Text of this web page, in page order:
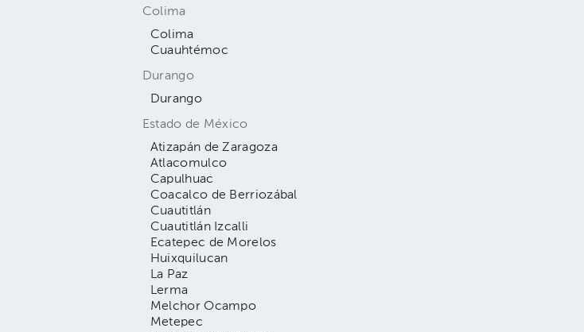
Colima
Colima
Cuauhtémoc
Durango
Durango
Estado de México
Atizapán de Zaragoza
Atlacomulco
Capulhuac
Coacalco de Berriozábal
Cuautitlán
Cuautitlán Izcalli
Ecatepec de Morelos
Huixquilucan
La Paz
Lerma
Melchor Ocampo
Metepec